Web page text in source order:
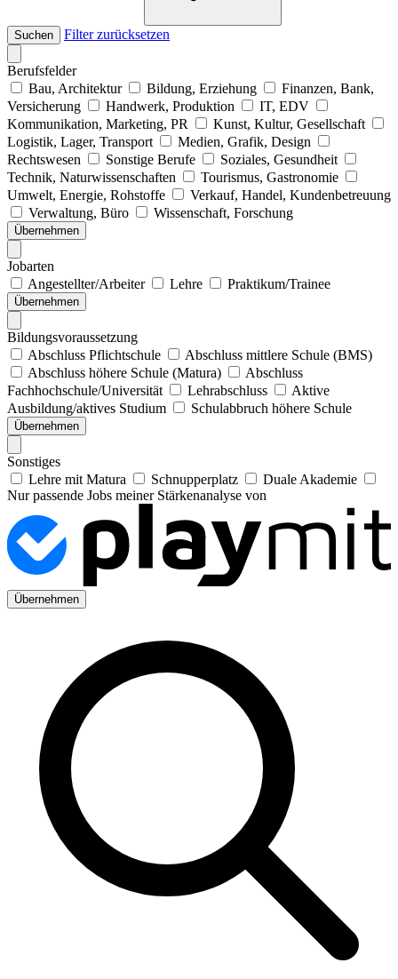
Suchen Filter zurücksetzen
Berufsfelder
Bau, Architektur
Bildung, Erziehung
Finanzen, Bank,
Versicherung
Handwerk, Produktion
IT, EDV
Kommunikation, Marketing, PR
Kunst, Kultur, Gesellschaft
Logistik, Lager, Transport
Medien, Grafik, Design
Rechtswesen
Sonstige Berufe
Soziales, Gesundheit
Technik, Naturwissenschaften
Tourismus, Gastronomie
Umwelt, Energie, Rohstoffe
Verkauf, Handel, Kundenbetreuung
Verwaltung, Büro
Wissenschaft, Forschung
Übernehmen
Jobarten
Angestellter/Arbeiter
Lehre Praktikum/Trainee
Übernehmen
Bildungsvoraussetzung
Abschluss Pflichtschule
Abschluss mittlere Schule (BMS)
Abschluss höhere Schule (Matura)
Abschluss
Fachhochschule/Universität
Lehrabschluss
Aktive
Ausbildung/aktives Studium
Schulabbruch höhere Schule
Übernehmen
Sonstiges
Lehre mit Matura
Schnupperplatz
Duale Akademie
Nur passende Jobs meiner Stärkenanalyse von
Übernehmen